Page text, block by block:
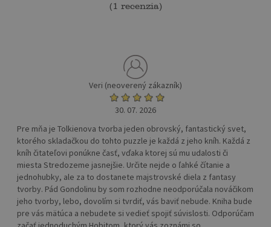
(1 recenzia)
Veri (neoverený zákazník)
30. 07. 2026
Pre mňa je Tolkienova tvorba jeden obrovský, fantastický svet,
ktorého skladačkou do tohto puzzle je každá z jeho kníh. Každá z
kníh čitateľovi ponúkne časť, vďaka ktorej sú mu udalosti či
miesta Stredozeme jasnejšie. Určite nejde o ľahké čítanie a
jednohubky, ale za to dostanete majstrovské diela z fantasy
tvorby. Pád Gondolinu by som rozhodne neodporúčala nováčikom
jeho tvorby, lebo, dovolím si tvrdiť, vás baviť nebude. Kniha bude
pre vás mätúca a nebudete si vedieť spojiť súvislosti. Odporúčam